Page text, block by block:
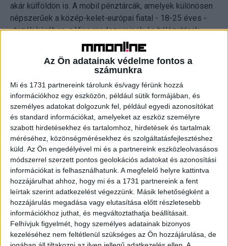
Az Ön adatainak védelme fontos a
számunkra
Mi és 1731 partnereink tárolunk és/vagy férünk hozzá
információkhoz egy eszközön, például sütik formájában, és
személyes adatokat dolgozunk fel, például egyedi azonosítókat
és standard információkat, amelyeket az eszköz személyre
szabott hirdetésekhez és tartalomhoz, hirdetések és tartalmak
méréséhez, közönségmérésekhez és szolgáltatásfejlesztéshez
küld. Az Ön engedélyével mi és a partnereink eszközleolvasásos
módszerrel szerzett pontos geolokációs adatokat és azonosítási
információkat is felhasználhatunk. A megfelelő helyre kattintva
hozzájárulhat ahhoz, hogy mi és a 1731 partnereink a fent
leírtak szerint adatkezelést végezzünk. Másik lehetőségként a
hozzájárulás megadása vagy elutasítása előtt részletesebb
információkhoz juthat, és megváltoztathatja beállításait.
Felhívjuk figyelmét, hogy személyes adatainak bizonyos
kezeléséhez nem feltétlenül szükséges az Ön hozzájárulása, de
akár külföldön is. A mobil pénztárcák, amelyek különösen
népszerűek a közép-kelet-európai fiatal - 18-25 éves -
utazók körében, a Visa rendszereinek és hálózatának
biztonságát élvezik. A Visa a kártyaadatokat a
tokenizációnak nevezett technológia révén egyedi
számsorral helyettesíti, ami további biztonsági szintet
mondta Sármay Bence, a Visa Magyarországért felelős
vezetője.
Az idei évben külföldi nyaralást tervező közép- és kelet-
európaiak többsége (75%) az indulás előtt dönt arról,
hogyan fizet majd az út során. Ha olyan országba utaznak,
ahol más pénznemben fizetnek, 53%-uk ugyanazt a kártyát
tervezi használni, amelyet otthon is használ. A magyarok
és a románok döntenek leginkább másik kártya használata
mellett. A kártyahasználó hazai utazók 59%-a, olyan
kártyát választ az utazásához, amely többdevizás
számlához kapcsolódik.